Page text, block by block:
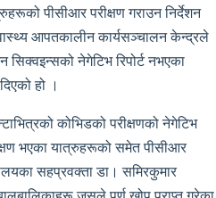
पीसीआर परीक्षण गराउन निर्देशन
आपतकालीन कार्यसञ्चालन केन्द्रले
सिक्वइन्सको नेगेटिभ रिपोर्ट नभएका
हो ।
कोभिडको परीक्षणको नेगेटिभ
भएका यात्रुहरूको समेत पीसीआर
सहप्रवक्ता डा। समिरकुमार